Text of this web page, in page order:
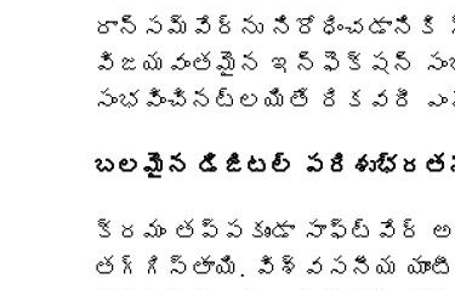
రాన్సమ్‌వేర్‌ను నిరోధించడానికి
విజయవంతమైన ఇన్‌ఫెక్షన్
సంభవించినట్లయితే రికవరీ
బలమైన డిజిటల్
క్రమం తప్పకుండా సాఫ్ట్‌వేర్
తగ్గిస్తాయి. విశ్వసనీయ